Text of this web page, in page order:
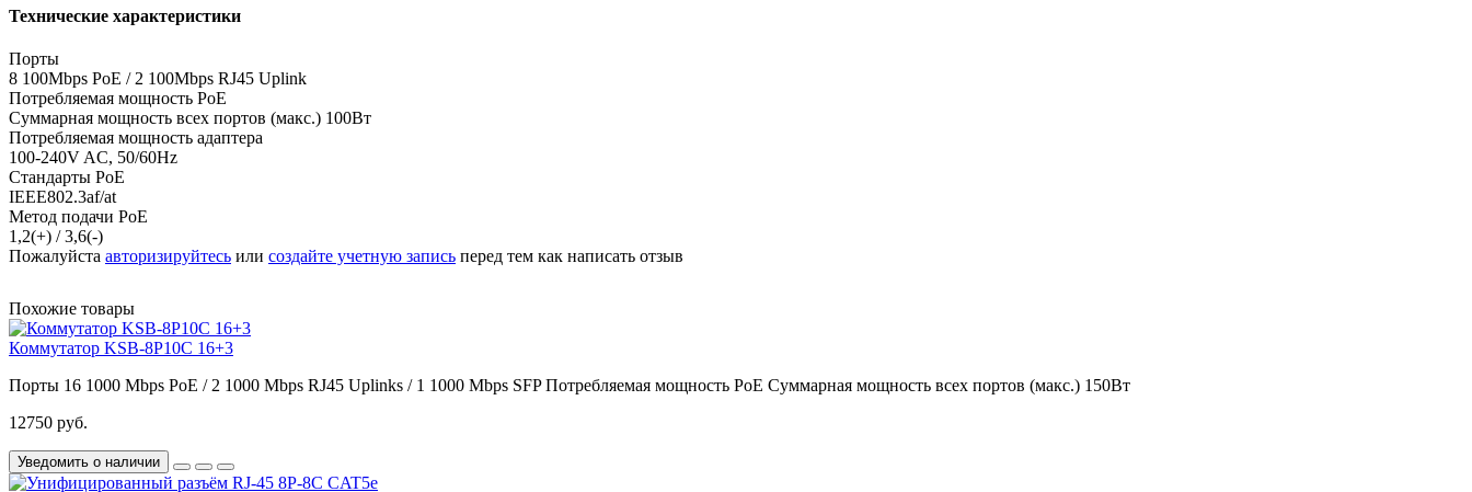
Технические характеристики
Порты
8 100Mbps PoE / 2 100Mbps RJ45 Uplink
Потребляемая мощность PoE
Суммарная мощность всех портов (макс.) 100Вт
Потребляемая мощность адаптера
100-240V AC, 50/60Hz
Стандарты PoE
IEEE802.3af/at
Метод подачи PoE
1,2(+) / 3,6(-)
Пожалуйста авторизируйтесь или создайте учетную запись перед тем как написать отзыв
Похожие товары
Коммутатор KSB-8P10С 16+3
Порты 16 1000 Mbps PoE / 2 1000 Mbps RJ45 Uplinks / 1 1000 Mbps SFPПотребляемая мощность PoE Суммарная мощность всех портов (макс.) 150Вт
12750 руб.
Уведомить о наличии